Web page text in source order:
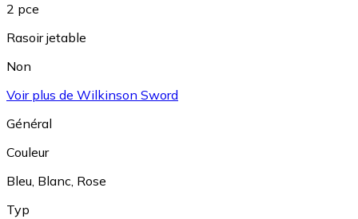
2 pce
Rasoir jetable
Non
Voir plus de Wilkinson Sword
Général
Couleur
Bleu, Blanc, Rose
Typ